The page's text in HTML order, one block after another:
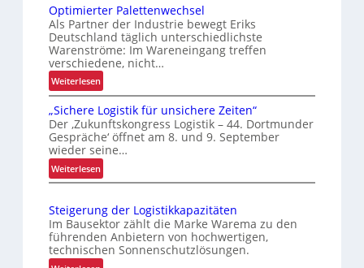
e
n
d
m
d
e
r
i
e
r
t
r
o
f
t
s
i
r
t
Z
u
Optimierter Palettenwechsel
Als Partner der Industrie bewegt Eriks
Deutschland täglich unterschiedlichste
Warenströme: Im Wareneingang treffen
verschiedene, nicht…
Weiterlesen:
O
p
t
i
m
i
t
e
r
„Sichere Logistik für unsichere Zeiten“
Der ‚Zukunftskongress Logistik – 44. Dortmunder
Gespräche‘ öffnet am 8. und 9. September
wieder seine…
Weiterlesen:
„
i
c
h
e
Steigerung der Logistikkapazitäten
Im Bausektor zählt die Marke Warema zu den
führenden Anbietern von hochwertigen,
technischen Sonnenschutzlösungen.